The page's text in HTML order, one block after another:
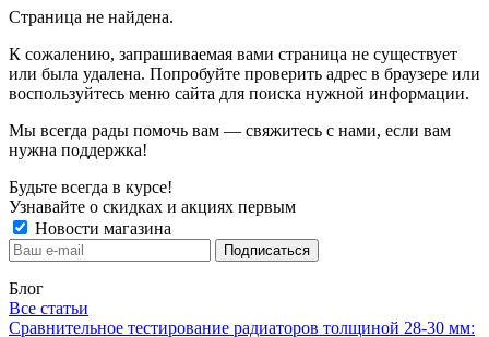
Страница не найдена.
К сожалению, запрашиваемая вами страница не существует
или была удалена. Попробуйте проверить адрес в браузере или
воспользуйтесь меню сайта для поиска нужной информации.
Мы всегда рады помочь вам — свяжитесь с нами, если вам
нужна поддержка!
Будьте всегда в курсе!
Узнавайте о скидках и акциях первым
Новости магазина
Блог
Все статьи
Сравнительное тестирование радиаторов толщиной 28-30 мм: